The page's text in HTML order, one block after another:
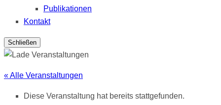
Publikationen
Kontakt
Schließen
« Alle Veranstaltungen
Diese Veranstaltung hat bereits stattgefunden.